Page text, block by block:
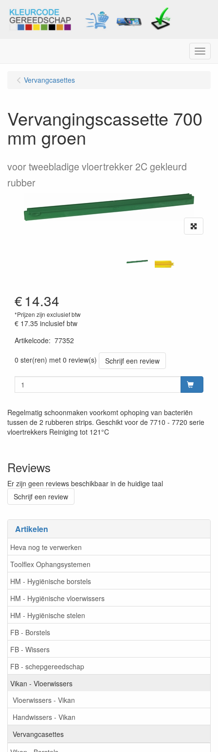
Menu
Artikelen
Heva nog te verwerken
Toolflex Ophangsystemen
HM - Hygiënische borstels
HM - Hygiënische vloerwissers
HM - Hygiënische stelen
FB - Borstels
FB - Wissers
FB - schepgereedschap
Vikan - Vloerwissers
Vloerwissers - Vikan
Handwissers - Vikan
Vervangcasettes
Vervangcasettes
Vervangingscassette 700
mm groen
voor tweebladige vloertrekker 2C gekleurd
rubber
€14.34
*Prijzen zijn exclusief btw
€ 17.35 inclusief btw
Artikelcode: 77352
0 ster(ren) met 0 review(s)
Schrijf een review
Regelmatig schoonmaken voorkomt ophoping van bacteriën
tussen de 2 rubberen strips. Geschikt voor de 7710 - 7720 serie
vloertrekkers Reiniging tot 121°C
Reviews
Er zijn geen reviews beschikbaar in de huidige taal
Schrijf een review